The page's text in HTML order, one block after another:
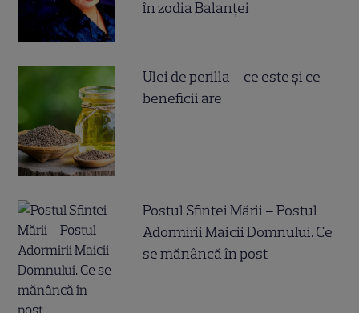
în zodia Balanței
Ulei de perilla – ce este și ce
beneficii are
Postul Sfintei Mării – Postul
Adormirii Maicii Domnului. Ce
se mănâncă în post